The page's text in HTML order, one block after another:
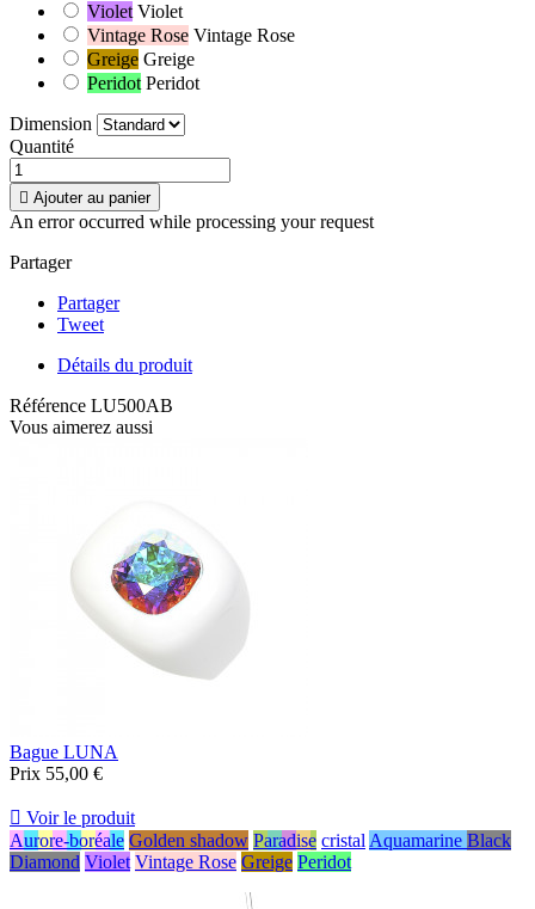
Violet Violet
Vintage Rose Vintage Rose
Greige Greige
Peridot Peridot
Dimension
Quantité
 Ajouter au panier
An error occurred while processing your request
Partager
Partager
Tweet
Détails du produit
Référence LU500AB
Vous aimerez aussi
Bague LUNA
Prix 55,00 €
 Voir le produit
Aurore-boréale Golden shadow Paradise cristalAquamarine Black
Diamond Violet Vintage Rose Greige Peridot